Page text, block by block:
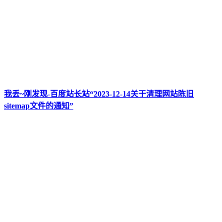
我丢~刚发现-百度站长站“2023-12-14关于清理网站陈旧
sitemap文件的通知”